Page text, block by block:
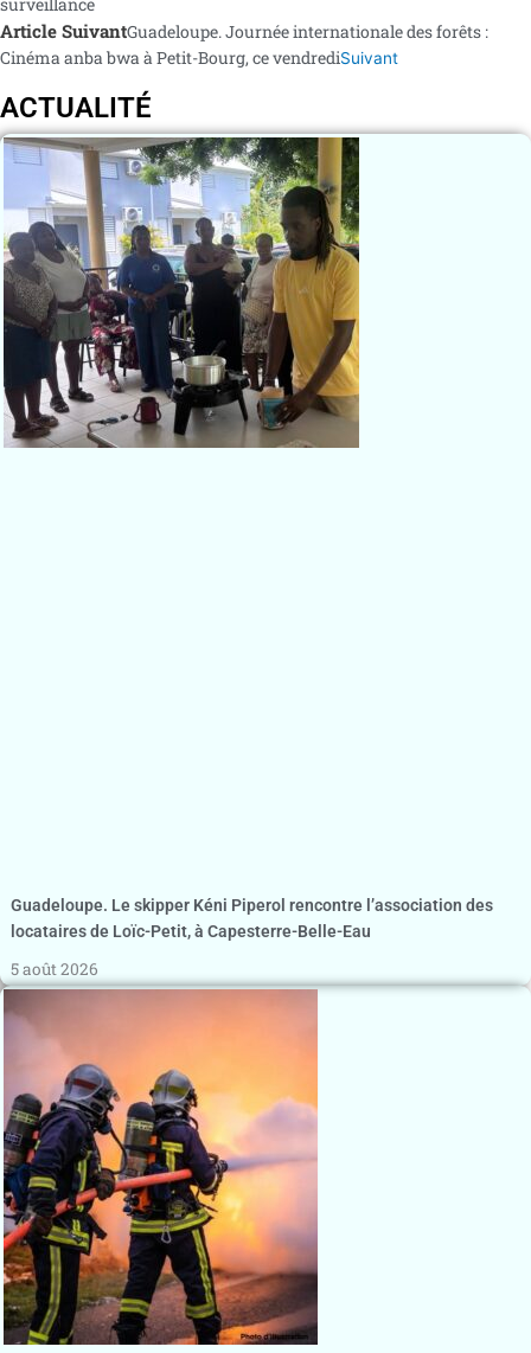
Article SuivantGuadeloupe. Journée internationale des forêts :
Cinéma anba bwa à Petit-Bourg, ce vendrediSuivant
ACTUALITÉ
Guadeloupe. Le skipper Kéni Piperol rencontre l’association des
locataires de Loïc-Petit, à Capesterre-Belle-Eau
5 août 2026